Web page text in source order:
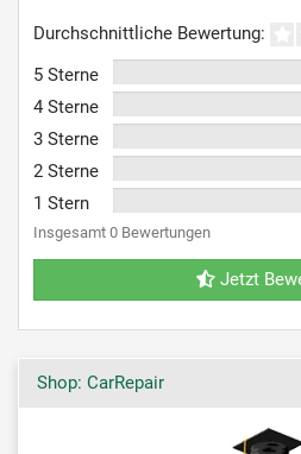
Durchschnittliche Bewertung:
5 Sterne
4 Sterne
3 Sterne
2 Sterne
1 Stern
Insgesamt 0 Bewertungen
Jetzt
Shop: CarRepair